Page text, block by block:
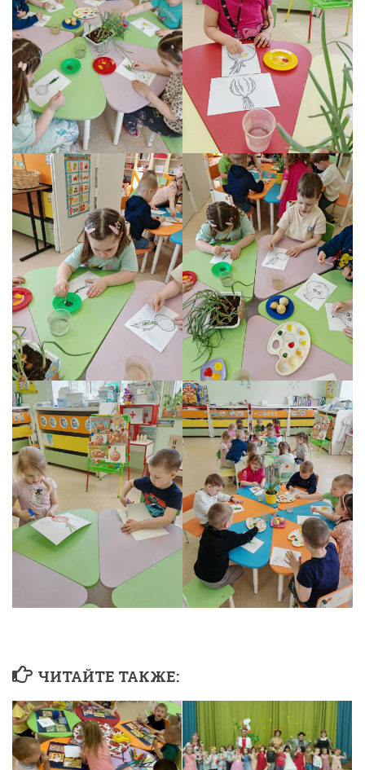
ЧИТАЙТЕ ТАКЖЕ: